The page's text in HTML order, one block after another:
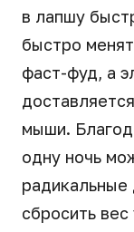
в лапшу
быстро
фаст-фуд, а
мыши.
одну ночь
радикальные
сбросить